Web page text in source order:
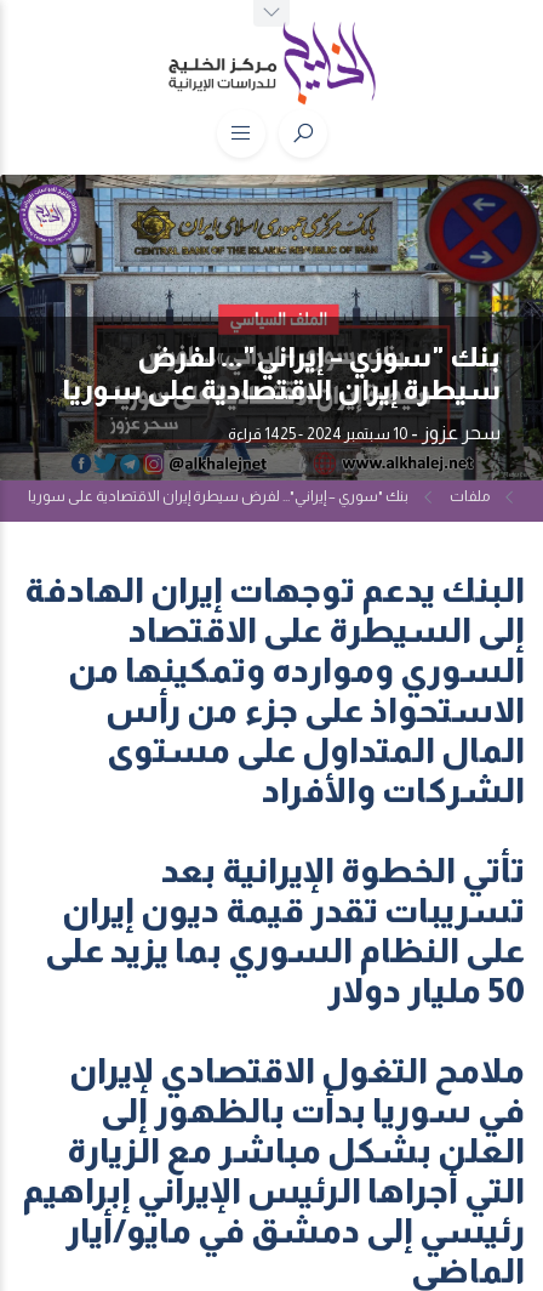
بنك "سوري – إيراني"... لفرض
سيطرة إيران الاقتصادية على سوريا
سحر عزوز - 10 سبتمبر 2024 - 1425 قراءة
ملفات بنك "سوري – إيراني"... لفرض سيطرة إيران الاقتصادية على سوريا
البنك يدعم توجهات إيران الهادفة
إلى السيطرة على الاقتصاد
السوري وموارده وتمكينها من
الاستحواذ على جزء من رأس
المال المتداول على مستوى
الشركات والأفراد
تأتي الخطوة الإيرانية بعد
تسريبات تقدر قيمة ديون إيران
على النظام السوري بما يزيد على
50 مليار دولار
ملامح التغول الاقتصادي لإيران
في سوريا بدأت بالظهور إلى
العلن بشكل مباشر مع الزيارة
التي أجراها الرئيس الإيراني إبراهيم
رئيسي إلى دمشق في مايو/أيار
الماضي